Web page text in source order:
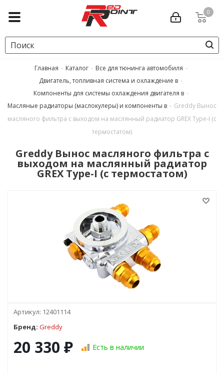
0
Главная - Каталог - Все для тюнинга автомобиля -
Двигатель, топливная система и охлаждение в -
Компоненты для системы охлаждения двигателя в -
Масляные радиаторы (маслокулеры) и компоненты в - Greddy Вынос
масляного фильтра с выходом на маслянный радиатор GREX Type-I (с
термостатом)
Greddy Вынос масляного фильтра с
выходом на маслянный радиатор
GREX Type-I (с термостатом)
Артикул: 12401114
Бренд: Greddy
20 330 ₽ Есть в наличии